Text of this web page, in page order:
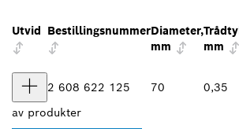
Utvid BestillingsnummerDiameter,
mm
mm
2 608 622 125 70 0,35
av produkter